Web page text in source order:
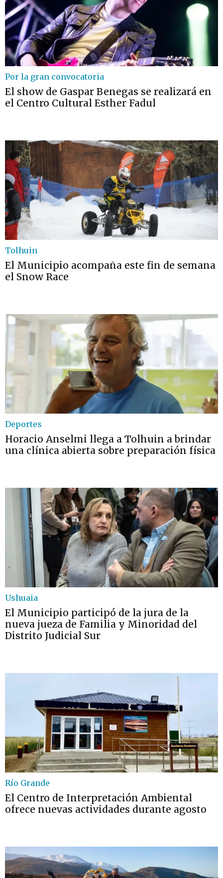
Por la gran convocatoria
El show de Gaspar Benegas se realizará en
el Centro Cultural Esther Fadul
Tolhuin
El Municipio acompaña este fin de semana
el Snow Race
Deportes
Horacio Anselmi llega a Tolhuin a brindar
una clínica abierta sobre preparación física
Ushuaia
El Municipio participó de la jura de la
nueva jueza de Familia y Minoridad del
Distrito Judicial Sur
Río Grande
El Centro de Interpretación Ambiental
ofrece nuevas actividades durante agosto